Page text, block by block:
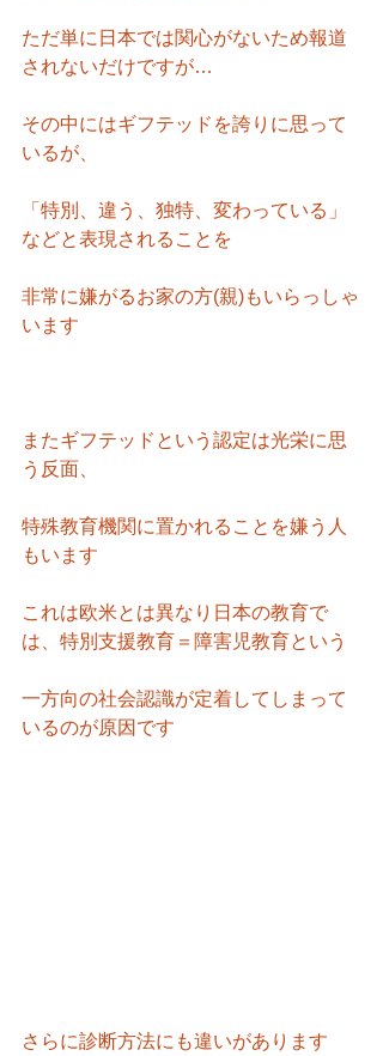
ただ単に日本では関心がないため報道
されないだけですが…
その中にはギフテッドを誇りに思って
いるが、
「特別、違う、独特、変わっている」
などと表現されることを
非常に嫌がるお家の方(親)もいらっしゃ
います
またギフテッドという認定は光栄に思
う反面、
特殊教育機関に置かれることを嫌う人
もいます
これは欧米とは異なり日本の教育で
は、特別支援教育＝障害児教育という
一方向の社会認識が定着してしまって
いるのが原因です
さらに診断方法にも違いがあります